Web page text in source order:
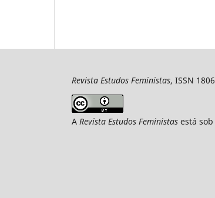
Revista Estudos Feministas, ISSN
A Revista Estudos Feministas está